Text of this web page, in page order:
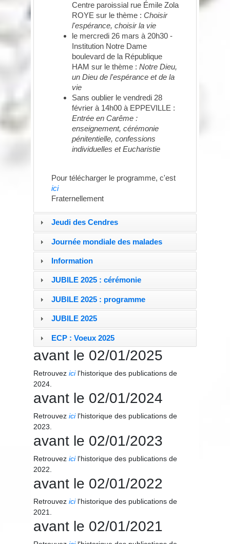
Centre paroissial rue Émile Zola
ROYE sur le thème : Choisir
l'espérance, choisir la vie
le mercredi 26 mars à 20h30 -
Institution Notre Dame
boulevard de la République
HAM sur le thème : Notre Dieu,
un Dieu de l'espérance et de la
vie
Sans oublier le vendredi 28
février à 14h00 à EPPEVILLE :
Entrée en Carême :
enseignement, cérémonie
pénitentielle, confessions
individuelles et Eucharistie
Pour télécharger le programme, c'est
ici
Fraternellement
Jeudi des Cendres
Journée mondiale des malades
Information
JUBILE 2025 : cérémonie
JUBILE 2025 : programme
JUBILE 2025
ECP : Voeux 2025
avant le 02/01/2025
Retrouvez icil'historique des publications de
2024.
avant le 02/01/2024
Retrouvez icil'historique des publications de
2023.
avant le 02/01/2023
Retrouvez icil'historique des publications de
2022.
avant le 02/01/2022
Retrouvez icil'historique des publications de
2021.
avant le 02/01/2021